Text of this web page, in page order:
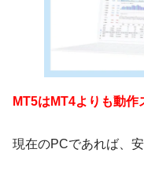
MT5はMT4よりも動作
現在のPCであれば、